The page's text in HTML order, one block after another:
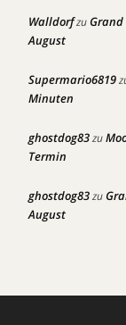
WalldorfzuGrand
August
Supermario6819
Minuten
ghostdog83zu
Termin
ghostdog83zu
August